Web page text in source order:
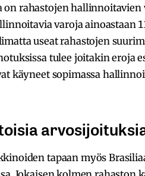
rahastojen hallinnoitavien
varoja ainoastaan
useat rahastojen
tulee joitakin eroja
käyneet sopimassa
tapaan myös